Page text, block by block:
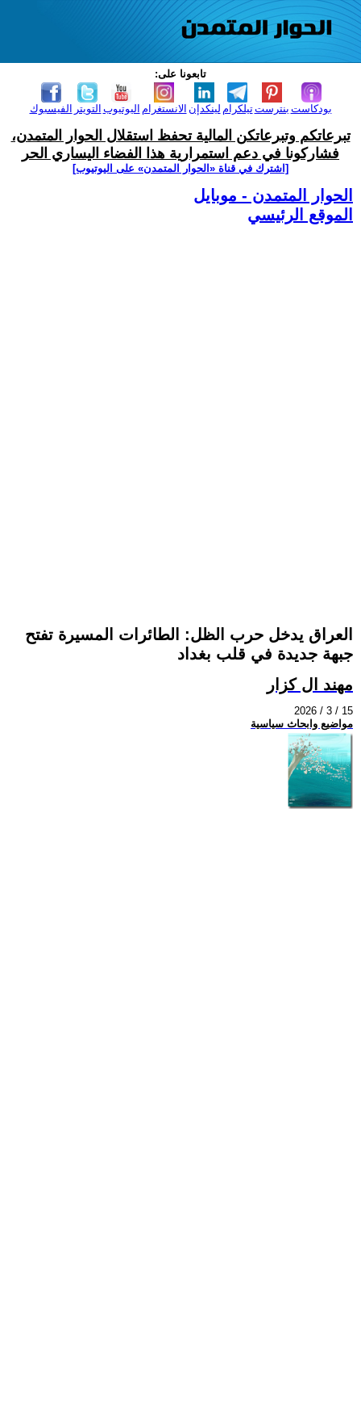
تابعونا على:
الفيسبوك التويتر اليوتيوب الانستغرام لينكدإن تيلكرامبنترست بودكاست
تبرعاتكم وتبرعاتكن المالية تحفظ استقلال الحوار المتمدن،
فشاركونا في دعم استمرارية هذا الفضاء اليساري الحر
[اشترك في قناة ‫«الحوار المتمدن» على اليوتيوب]
الحوار المتمدن - موبايل
الموقع الرئيسي
العراق يدخل حرب الظل: الطائرات المسيرة تفتح
جبهة جديدة في قلب بغداد
مهند ال كزار
2026 / 3 / 15
مواضيع وابحاث سياسية